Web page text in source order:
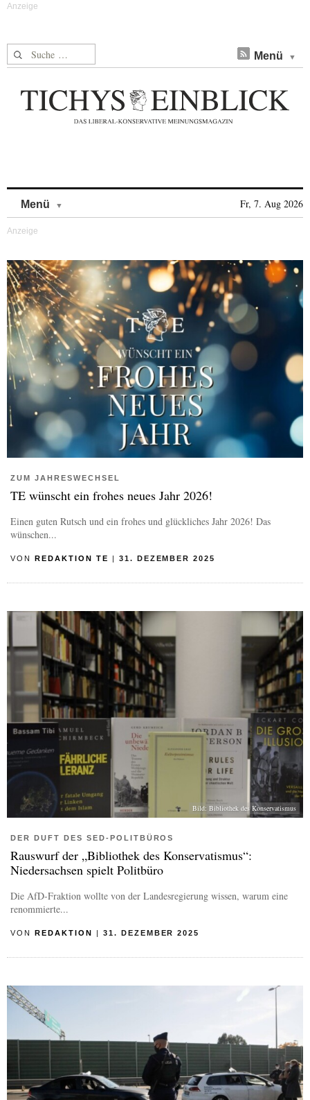
Suche nach: Menü
Menü Fr, 7. Aug 2026
ZUM JAHRESWECHSEL
TE wünscht ein frohes neues Jahr 2026!
Einen guten Rutsch und ein frohes und glückliches Jahr 2026! Das
wünschen...
VON REDAKTION TE 31. DEZEMBER 2025
Bild: Bibliothek des Konservatismus
DER DUFT DES SED-POLITBÜROS
Rauswurf der „Bibliothek des Konservatismus“:
Niedersachsen spielt Politbüro
Die AfD-Fraktion wollte von der Landesregierung wissen, warum eine
renommierte...
VON REDAKTION | 31. DEZEMBER 2025